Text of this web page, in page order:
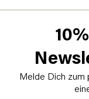
Melde Dich zum